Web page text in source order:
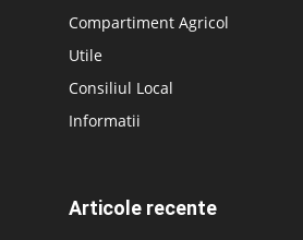
Compartiment Agricol
Utile
Consiliul Local
Informatii
Articole recente